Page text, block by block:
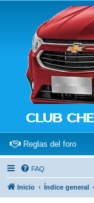
CLUB
Reglas del foro
FAQ
Inicio Índice general